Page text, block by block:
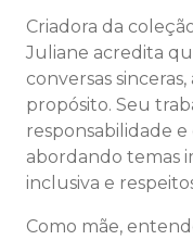
Criadora da
Juliane acredita
conversas
propósito. Seu
responsabilidade
abordando temas
inclusiva e
Como mãe,